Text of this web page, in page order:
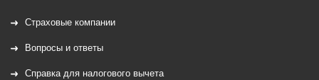
Страховые компании
Вопросы и ответы
Справка для налогового вычета